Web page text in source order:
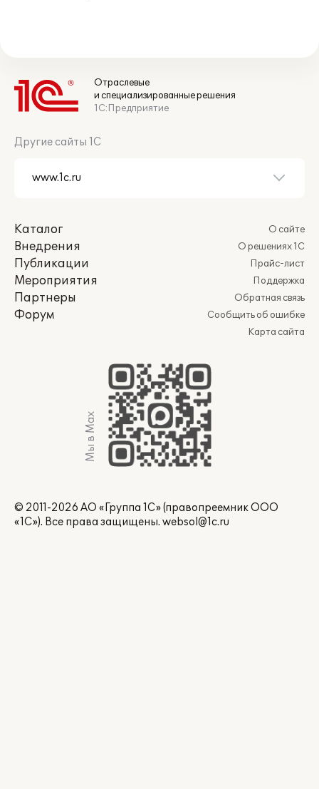
Отраслевые
и специализированные решения
1С:Предприятие
Другие сайты 1С
Каталог
Внедрения
Публикации
Мероприятия
Партнеры
Форум
О сайте
О решениях 1С
Прайс-лист
Поддержка
Обратная связь
Сообщить об ошибке
Карта сайта
Мы в Max
© 2011-2026 АО «Группа 1С» (правопреемник ООО
«1С»). Все права защищены. websol@1c.ru